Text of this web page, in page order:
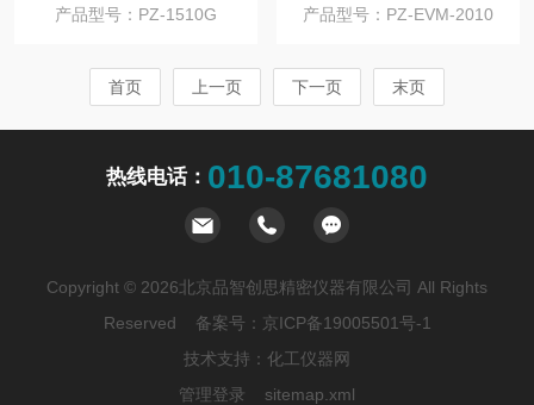
产品型号：PZ-1510G 产品型号：PZ-EVM-2010
首页 上一页 下一页 末页
热线电话： 010-87681080
Copyright © 2026北京品智创思精密仪器有限公司 All Rights
Reserved 备案号： 京ICP备19005501号-1
技术支持： 化工仪器网
管理登录
sitemap.xml